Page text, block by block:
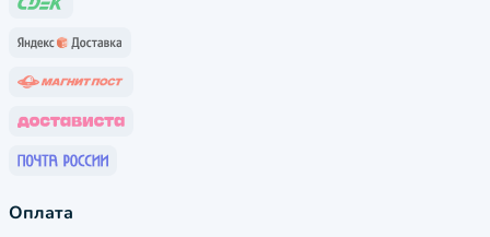
Оплата